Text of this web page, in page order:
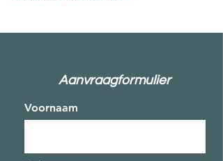
Aanvraagformulier
Voornaam